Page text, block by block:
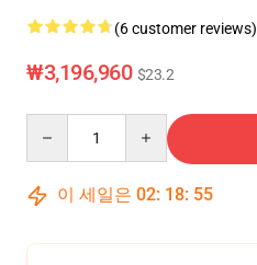
(6 customer reviews)
₩3,196,960 $23.2
이 세일은 02: 18: 54